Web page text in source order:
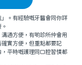
。有經驗嘅牙醫會同你詳
通方便，有啲診所仲會用
實方便，但重點都要記
平時嘅護理同口腔習慣都